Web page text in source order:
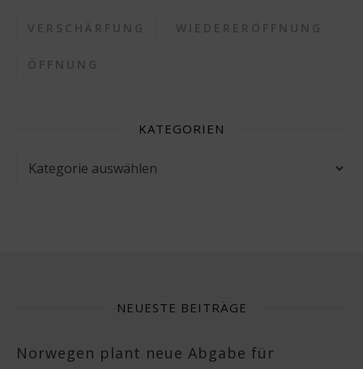
VERSCHÄRFUNG WIEDERERÖFFNUNG
ÖFFNUNG
KATEGORIEN
NEUESTE BEITRÄGE
Norwegen plant neue Abgabe für